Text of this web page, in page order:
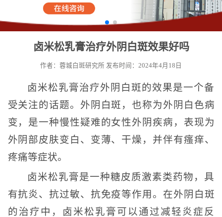
卤米松乳膏治疗外阴白斑效果好吗
作者：蓉城白斑研究所 发布时间：2024年4月18日
卤米松乳膏治疗外阴白斑的效果是一个备
受关注的话题。外阴白斑，也称为外阴白色病
变，是一种慢性疑难的女性外阴疾病，表现为
外阴部皮肤变白、变薄、干燥，并伴有瘙痒、
疼痛等症状。
卤米松乳膏是一种糖皮质激素类药物，具
有抗炎、抗过敏、抗免疫等作用。在外阴白斑
的治疗中，卤米松乳膏可以通过减轻炎症反